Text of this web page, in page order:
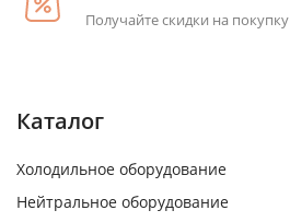
Получайте скидки на покупку
Каталог
Холодильное оборудование
Нейтральное оборудование